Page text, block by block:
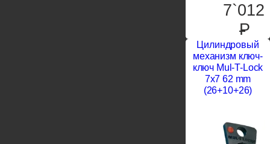
7`012
P
Цилиндровый
механизм ключ-
ключ Mul-T-Lock
7x7 62 mm
(26+10+26)